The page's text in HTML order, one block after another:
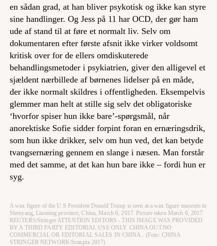
en sådan grad, at han bliver psykotisk og ikke kan styre
sine handlinger. Og Jess på 11 har OCD, der gør ham
ude af stand til at føre et normalt liv. Selv om
dokumentaren efter første afsnit ikke virker voldsomt
kritisk over for de ellers omdiskuterede
behandlingsmetoder i psykiatrien, giver den alligevel et
sjældent nærbillede af børnenes lidelser på en måde,
der ikke normalt skildres i offentligheden. Eksempelvis
glemmer man helt at stille sig selv det obligatoriske
‘hvorfor spiser hun ikke bare’-spørgsmål, når
anorektiske Sofie sidder forpint foran en ernæringsdrik,
som hun ikke drikker, selv om hun ved, det kan betyde
tvangsernæring gennem en slange i næsen. Man forstår
med det samme, at det kan hun bare ikke – fordi hun er
syg.
A wax figure of the U.S President Donald Trump is seen at a wax figure museum in
Shenyang, Liaoning province, China, March 6, 2017. Picture taken March 6, 2017.
REUTERS/Stringer ATTENTION EDITORS - THIS IMAGE WAS PROVIDED
BY A THIRD PARTY. EDITORIAL USE ONLY. CHINA OUT.NO
COMMERCIAL OR EDITORIAL SALES IN CHINA.. (Foto: CHINA
STRINGER NETWORK/Scanpix 2017)